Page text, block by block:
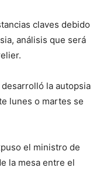
claves debido
análisis que será
la autopsia
lunes o martes se
el ministro de
la mesa entre el